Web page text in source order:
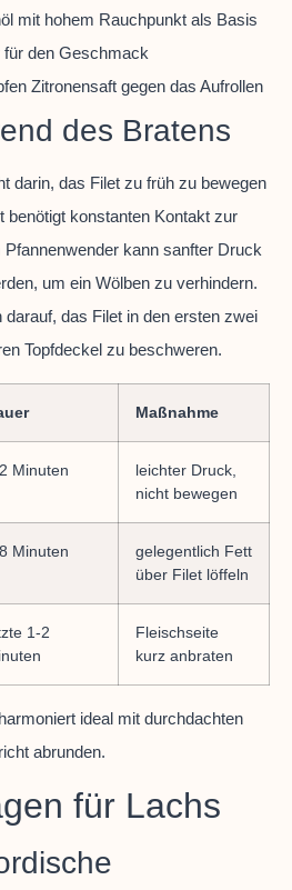
mit hohem Rauchpunkt als Basis
den Geschmack
Zitronensaft gegen das Aufrollen
des Bratens
darin, das Filet zu früh zu bewegen
benötigt konstanten Kontakt zur
kann sanfter Druck
um ein Wölben zu verhindern.
das Filet in den ersten zwei
Topfdeckel zu beschweren.
Maßnahme
Minuten
leichter Druck,
nicht bewegen
Minuten
gelegentlich Fett
über Filet löffeln
1-2
Fleischseite
kurz anbraten
ideal mit durchdachten
abrunden.
für Lachs